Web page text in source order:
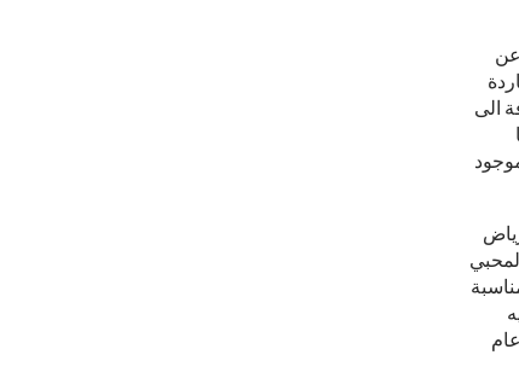
عن
الى
لمحبي
بنهاية عام 2020, وفي عام